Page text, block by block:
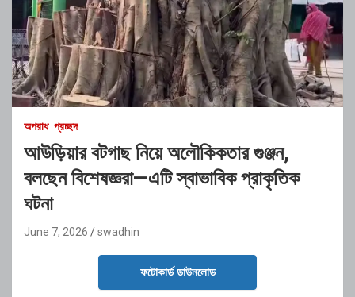
অপরাধ প্রচ্ছদ
আউড়িয়ার বটগাছ নিয়ে অলৌকিকতার গুঞ্জন,
বলছেন বিশেষজ্ঞরা—এটি স্বাভাবিক প্রাকৃতিক
ঘটনা
June 7, 2026 swadhin
ফটোকার্ড ডাউনলোড